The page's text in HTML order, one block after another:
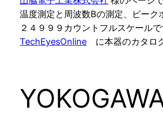
温度測定と周波数Bの測定、ピーク
２４９９９カウントフルスケール
TechEyesOnline に本器のカタロ